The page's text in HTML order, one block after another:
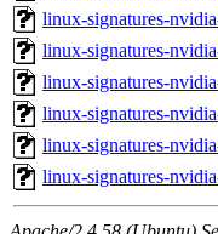
linux-signatures-
linux-signatures-
linux-signatures-
linux-signatures-
linux-signatures-
linux-signatures-